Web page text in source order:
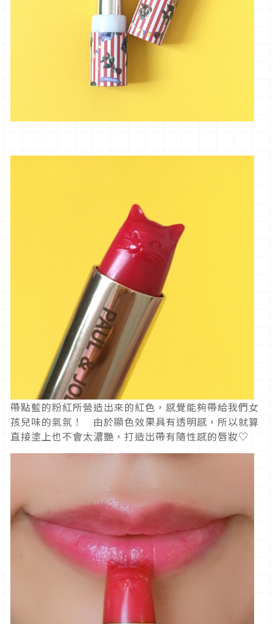
帶點藍的粉紅所營造出來的紅色，感覺能夠帶給我們女
孩兒味的氣氛！ 由於顯色效果具有透明感，所以就算
直接塗上也不會太濃艷，打造出帶有隨性感的唇妝♡